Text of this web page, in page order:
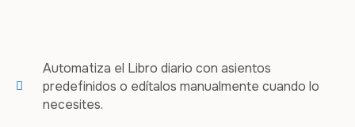
Automatiza el Libro diario con asientos
predefinidos o edítalos manualmente cuando lo
necesites.